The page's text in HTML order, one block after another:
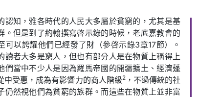
認知，雅各時代的人民大多屬於貧窮的，尤其是基
。但是到了約翰撰寫啓示錄的時候，老底嘉教會的
可以誇耀他們已經發了財（參啓示錄3章17節）。
讀者大多是窮人，但也有部分人是在物質上稱得上
們當中不少人是因為羅馬帝國的開疆擴土、經濟蓬
中受惠，成為有影響力的商人階級2，不過傳統的社
仍然視他們為貧窮的族群。而這些在物質上並非富